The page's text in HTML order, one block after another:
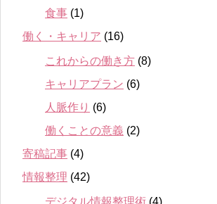
食事 (1)
働く・キャリア (16)
これからの働き方 (8)
キャリアプラン (6)
人脈作り (6)
働くことの意義 (2)
寄稿記事 (4)
情報整理 (42)